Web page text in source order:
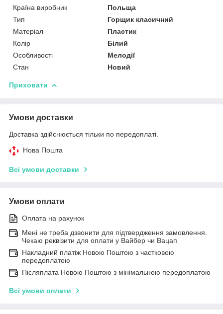
Країна виробник
Польща
Тип
Горщик класичний
Матеріал
Пластик
Колір
Білий
Особливості
Мелодії
Стан
Новий
Приховати
Умови доставки
Доставка здійснюється тільки по передоплаті.
Нова Пошта
Всі умови доставки
Умови оплати
Оплата на рахунок
Мені не треба дзвонити для підтвердження замовлення.
Чекаю реквізити для оплати у Вайбер чи Вацап
Накладний платіж Новою Поштою з частковою
передоплатою
Післяплата Новою Поштою з мінімальною передоплатою
Всі умови оплати